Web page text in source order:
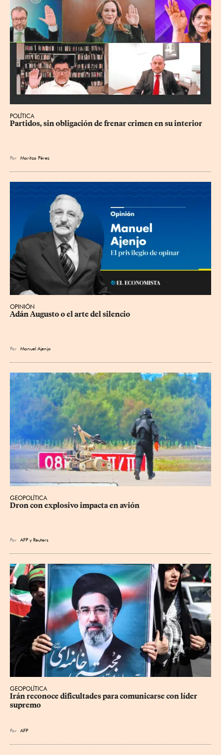
POLÍTICA
Partidos, sin obligación de frenar crimen en su interior
Por Maritza Pérez
OPINIÓN
Adán Augusto o el arte del silencio
Por Manuel Ajenjo
GEOPOLÍTICA
Dron con explosivo impacta en avión
Por AFP yReuters
GEOPOLÍTICA
Irán reconoce dificultades para comunicarse con líder
supremo
Por AFP